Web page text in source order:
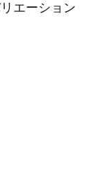
エーション